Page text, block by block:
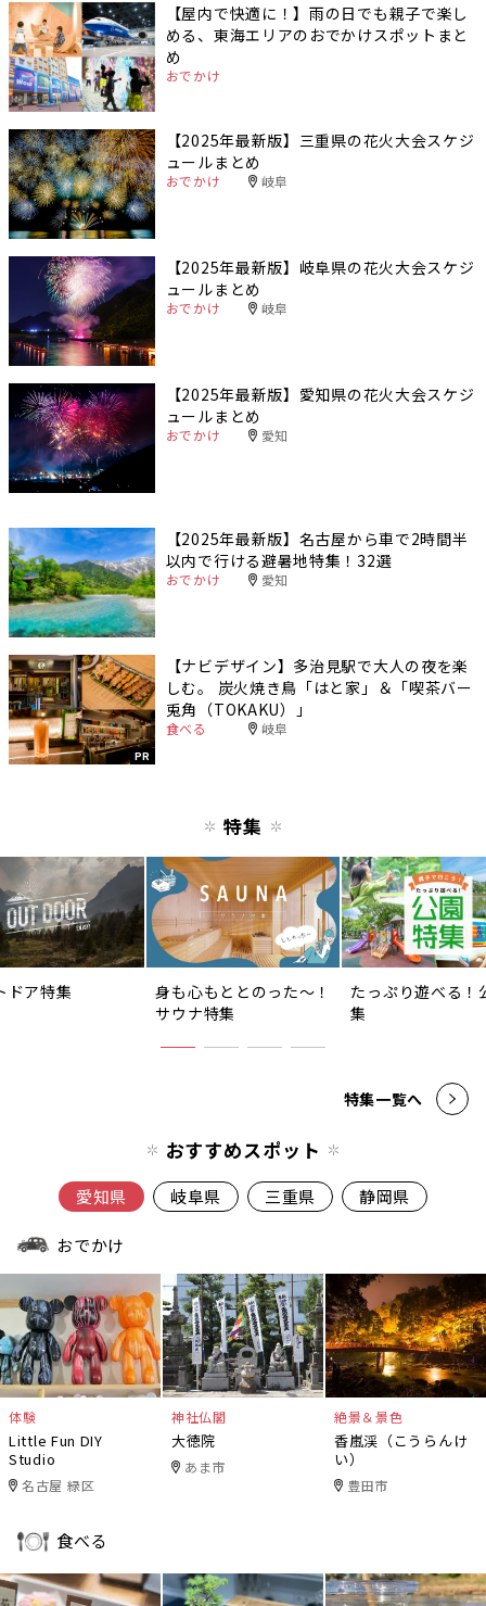
【屋内で快適に！】雨の日でも親子で楽し
める、東海エリアのおでかけスポットまと
め
おでかけ
【2025年最新版】三重県の花火大会スケジ
ュールまとめ
おでかけ 岐阜
【2025年最新版】岐阜県の花火大会スケジ
ュールまとめ
おでかけ 岐阜
【2025年最新版】愛知県の花火大会スケジ
ュールまとめ
おでかけ 愛知
【2025年最新版】名古屋から車で2時間半
以内で行ける避暑地特集！32選
おでかけ 愛知
PR
【ナビデザイン】多治見駅で大人の夜を楽
しむ。 炭火焼き鳥「はと家」＆「喫茶バー
兎角（TOKAKU）」
食べる 岐阜
特集
ドア特集
身も心もととのった〜！
サウナ特集
たっぷり遊べる！
集
特集一覧へ
おすすめスポット
愛知県 岐阜県 三重県 静岡県
おでかけ
体験
Little Fun DIY
Studio
名古屋 緑区
神社仏閣
大徳院
あま市
絶景＆景色
香嵐渓（こうらんけ
い）
豊田市
食べる